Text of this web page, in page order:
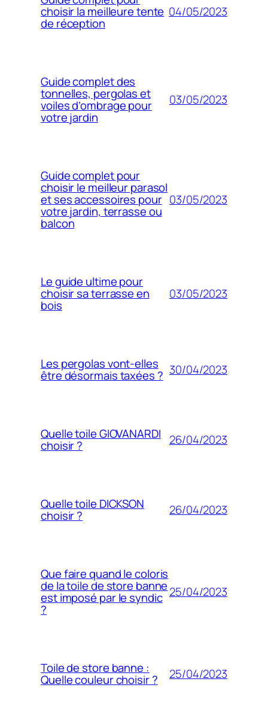
choisir la meilleure tente
de réception
04/05/2023
Guide complet des
tonnelles, pergolas et
voiles d’ombrage pour
votre jardin
03/05/2023
Guide complet pour
choisir le meilleur parasol
et ses accessoires pour
votre jardin, terrasse ou
balcon
03/05/2023
Le guide ultime pour
choisir sa terrasse en
bois
03/05/2023
Les pergolas vont-elles
être désormais taxées ? 30/04/2023
Quelle toile GIOVANARDI
choisir ? 26/04/2023
Quelle toile DICKSON
choisir ? 26/04/2023
Que faire quand le coloris
de la toile de store banne
est imposé par le syndic
?
25/04/2023
Toile de store banne :
Quelle couleur choisir ? 25/04/2023